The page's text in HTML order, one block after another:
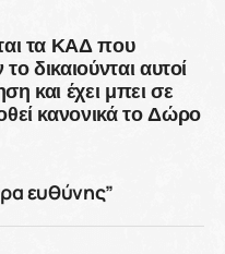
τα ΚΑΔ που
δικαιούνται αυτοί
και έχει μπει σε
κανονικά το Δώρο
ευθύνης”